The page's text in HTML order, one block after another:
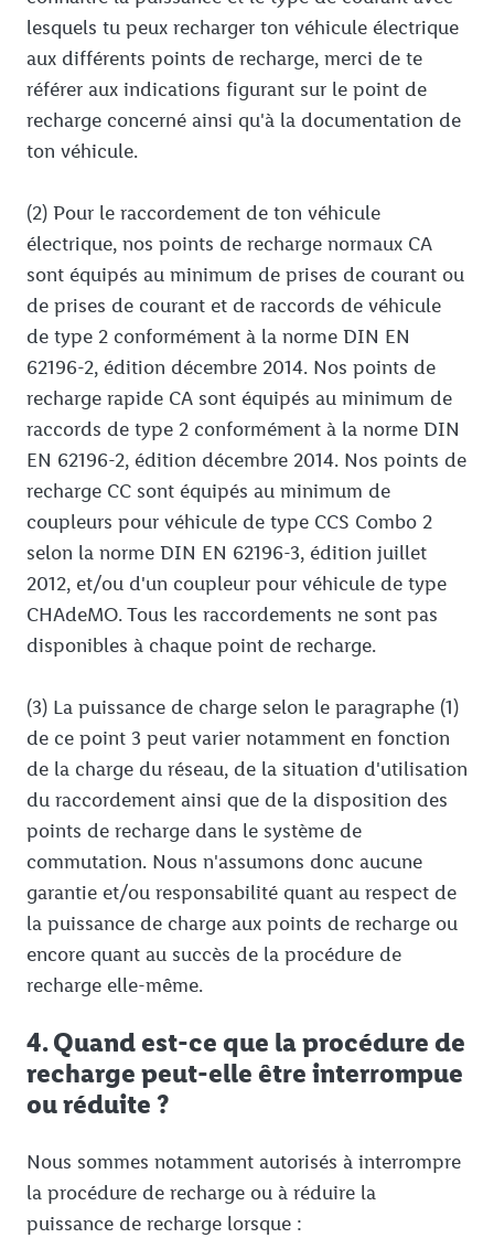
lesquels tu peux recharger ton véhicule électrique
aux différents points de recharge, merci de te
référer aux indications figurant sur le point de
recharge concerné ainsi qu'à la documentation de
ton véhicule.
(2) Pour le raccordement de ton véhicule
électrique, nos points de recharge normaux CA
sont équipés au minimum de prises de courant ou
de prises de courant et de raccords de véhicule
de type 2 conformément à la norme DIN EN
62196-2, édition décembre 2014. Nos points de
recharge rapide CA sont équipés au minimum de
raccords de type 2 conformément à la norme DIN
EN 62196-2, édition décembre 2014. Nos points de
recharge CC sont équipés au minimum de
coupleurs pour véhicule de type CCS Combo 2
selon la norme DIN EN 62196-3, édition juillet
2012, et/ou d'un coupleur pour véhicule de type
CHAdeMO. Tous les raccordements ne sont pas
disponibles à chaque point de recharge.
(3) La puissance de charge selon le paragraphe (1)
de ce point 3 peut varier notamment en fonction
de la charge du réseau, de la situation d'utilisation
du raccordement ainsi que de la disposition des
points de recharge dans le système de
commutation. Nous n'assumons donc aucune
garantie et/ou responsabilité quant au respect de
la puissance de charge aux points de recharge ou
encore quant au succès de la procédure de
recharge elle-même.
4. Quand est-ce que la procédure de
recharge peut-elle être interrompue
ou réduite ?
Nous sommes notamment autorisés à interrompre
la procédure de recharge ou à réduire la
puissance de recharge lorsque :